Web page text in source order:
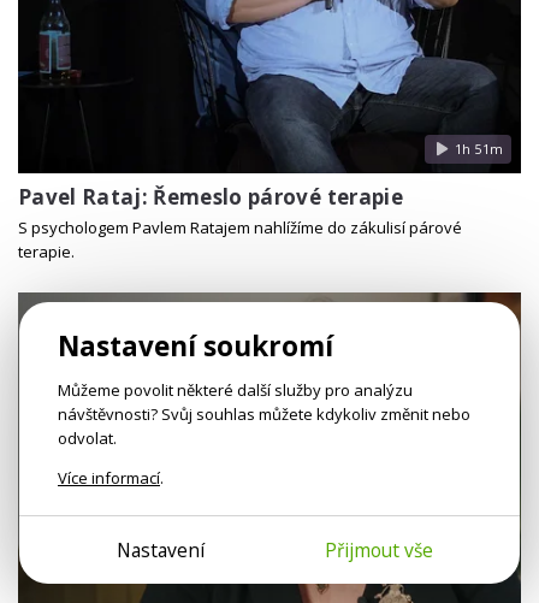
1h 51m
Pavel Rataj: Řemeslo párové terapie
S psychologem Pavlem Ratajem nahlížíme do zákulisí párové
terapie.
Nastavení soukromí
Můžeme povolit některé další služby pro analýzu
návštěvnosti? Svůj souhlas můžete kdykoliv změnit nebo
odvolat.
Více informací.
Nastavení Přijmout vše